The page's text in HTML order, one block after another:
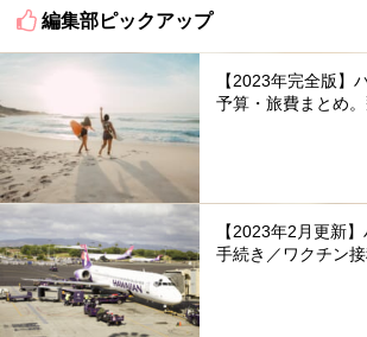
編集部ピックアップ
【2023年完全版】
予算・旅費まとめ。
【2023年2月更新
手続き／ワクチン接